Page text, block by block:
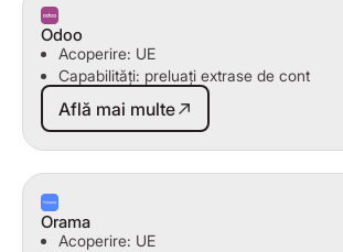
Odoo
Acoperire: UE
Capabilități: preluați extrase de cont
Află mai multe
Află mai multe
Orama
Acoperire: UE